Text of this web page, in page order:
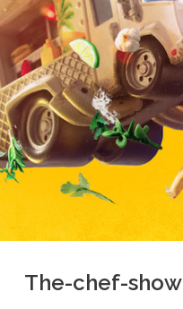
The-chef-show